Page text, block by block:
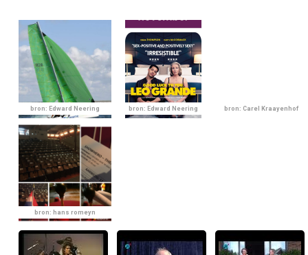
bron: Edward Neering bron: Edward Neering bron: Carel Kraayenhof
bron: hans romeyn